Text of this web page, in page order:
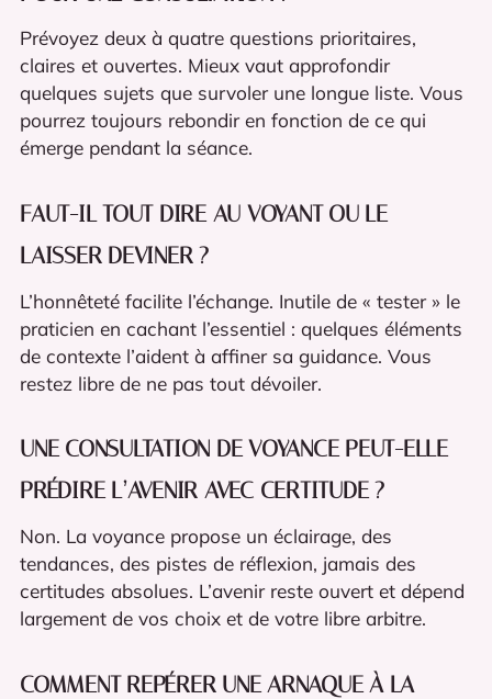
Prévoyez deux à quatre questions prioritaires,
claires et ouvertes. Mieux vaut approfondir
quelques sujets que survoler une longue liste. Vous
pourrez toujours rebondir en fonction de ce qui
émerge pendant la séance.
FAUT-IL TOUT DIRE AU VOYANT OU LE
LAISSER DEVINER ?
L’honnêteté facilite l’échange. Inutile de « tester » le
praticien en cachant l’essentiel : quelques éléments
de contexte l’aident à affiner sa guidance. Vous
restez libre de ne pas tout dévoiler.
UNE CONSULTATION DE VOYANCE PEUT-ELLE
PRÉDIRE L’AVENIR AVEC CERTITUDE ?
Non. La voyance propose un éclairage, des
tendances, des pistes de réflexion, jamais des
certitudes absolues. L’avenir reste ouvert et dépend
largement de vos choix et de votre libre arbitre.
COMMENT REPÉRER UNE ARNAQUE À LA